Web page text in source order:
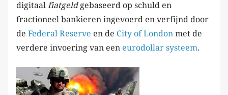
digitaal fiatgeldgebaseerd op schuld en
fractioneel bankieren ingevoerd en verfijnd door
de Federal Reserve en de City of London met de
verdere invoering van een eurodollar systeem.